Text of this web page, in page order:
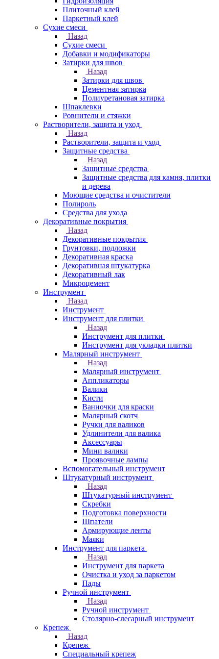
Плиточный клей
Паркетный клей
Сухие смеси
Назад
Сухие смеси
Добавки и модификаторы
Затирки для швов
Назад
Затирки для швов
Цементная затирка
Полиуретановая затирка
Шпаклевки
Ровнители и стяжки
Растворители, защита и уход
Назад
Растворители, защита и уход
Защитные средства
Назад
Защитные средства
Защитные средства для камня, плитки
и дерева
Моющие средства и очистители
Полироль
Средства для ухода
Декоративные покрытия
Назад
Декоративные покрытия
Грунтовки, подложки
Декоративная краска
Декоративная штукатурка
Декоративный лак
Микроцемент
Инструмент
Назад
Инструмент
Инструмент для плитки
Назад
Инструмент для плитки
Инструмент для укладки плитки
Малярный инструмент
Назад
Малярный инструмент
Аппликаторы
Валики
Кисти
Ванночки для краски
Малярный скотч
Ручки для валиков
Удлинители для валика
Аксессуары
Мини валики
Проявочные лампы
Вспомогательный инструмент
Штукатурный инструмент
Назад
Штукатурный инструмент
Скребки
Подготовка поверхности
Шпатели
Армирующие ленты
Маяки
Инструмент для паркета
Назад
Инструмент для паркета
Очистка и уход за паркетом
Пады
Ручной инструмент
Назад
Ручной инструмент
Столярно-слесарный инструмент
Крепеж
Назад
Крепеж
Специальный крепеж